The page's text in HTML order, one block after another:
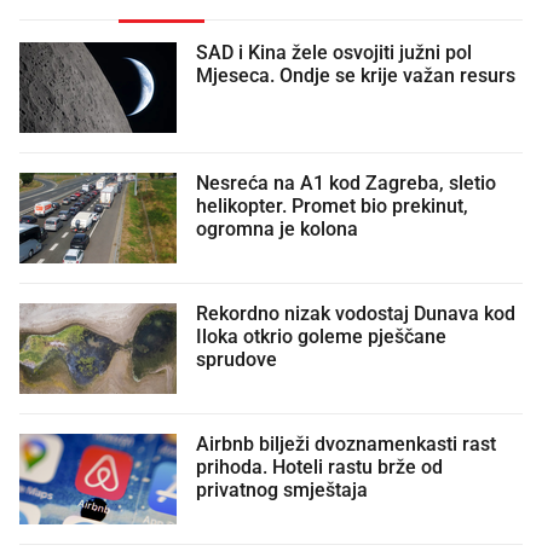
SAD i Kina žele osvojiti južni pol
Mjeseca. Ondje se krije važan resurs
Nesreća na A1 kod Zagreba, sletio
helikopter. Promet bio prekinut,
ogromna je kolona
Rekordno nizak vodostaj Dunava kod
Iloka otkrio goleme pješčane
sprudove
Airbnb bilježi dvoznamenkasti rast
prihoda. Hoteli rastu brže od
privatnog smještaja